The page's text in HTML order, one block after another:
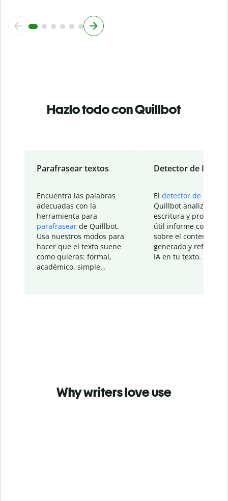
Hazlo todo con Quillbot
Parafrasear textos
Encuentra las palabras
adecuadas con la
herramienta para
parafrasear de Quillbot.
Usa nuestros modos para
hacer que el texto suene
como quieras: formal,
académico, simple…
Detector de IA
El detector de IA
Quillbot analiza tu
escritura y
útil informe con
sobre el contenido
generado y refinado
IA en tu texto.
Why writers love use